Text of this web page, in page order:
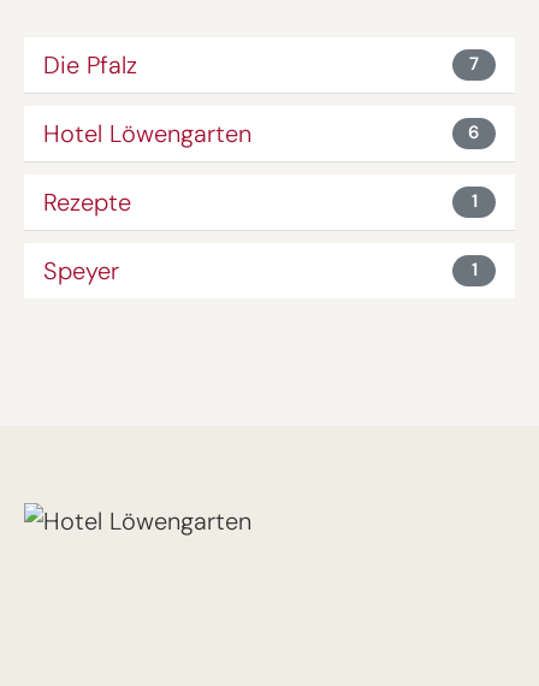
Die Pfalz 7
Hotel Löwengarten 6
Rezepte 1
Speyer 1